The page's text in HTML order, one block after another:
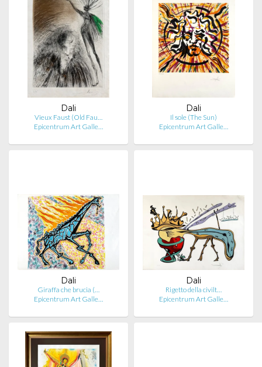
Dali
Vieux Faust (Old Fau…
Epicentrum Art Galle…
Dali
Il sole (The Sun)
Epicentrum Art Galle…
Dali
Giraffa che brucia (…
Epicentrum Art Galle…
Dali
Rigetto della civilt…
Epicentrum Art Galle…